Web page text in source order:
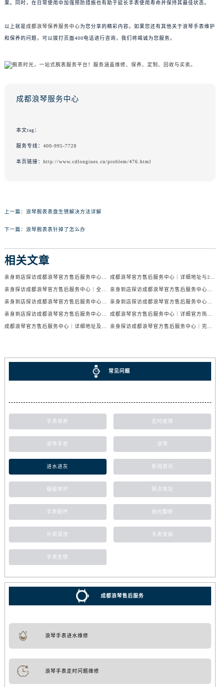
果。同时，在日常使用中加强预防措施也有助于延长手表使用寿命并保持其最佳状态。
以上就是成都浪琴保养服务中心为您分享的精彩内容。如果您还有其他关于浪琴手表维护
和保养的问题，可以拨打页面400电话进行咨询，我们将竭诚为您服务。
成都浪琴服务中心
本文tag：
服务专线： 400-995-7728
本页链接： http://www.cdlongines.cn/problem/476.html
上一篇： 浪琴腕表表盘生锈解决方法详解
下一篇： 浪琴腕表表针掉了怎么办
相关文章
常见问题
手表保养 走时故障
浪琴手表 浪琴
进水进灰 新闻资讯
磕碰摔坏 网点地址
手表配件 抛光翻新
外观清洗 手表受磁
手表生锈
成都浪琴售后服务
浪琴手表进水维修
浪琴手表走时问题维修